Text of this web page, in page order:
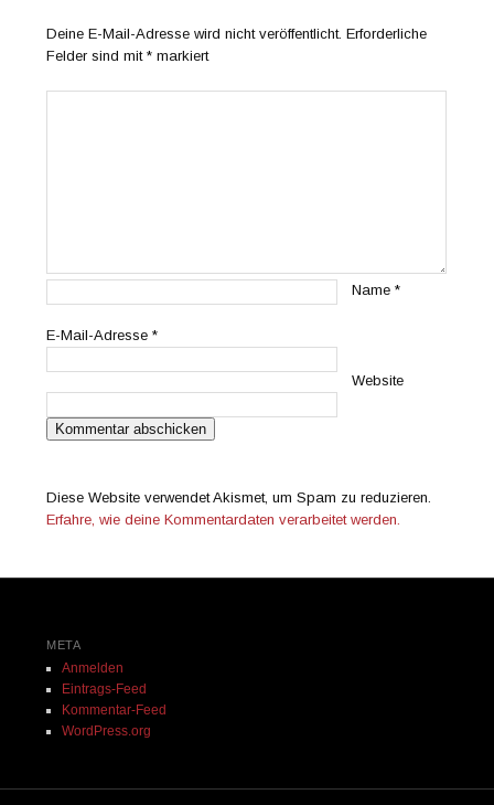
Deine E-Mail-Adresse wird nicht veröffentlicht. Erforderliche
Felder sind mit* markiert
Name*
E-Mail-Adresse*
Website
Diese Website verwendet Akismet, um Spam zu reduzieren.
Erfahre, wie deine Kommentardaten verarbeitet werden.
META
Anmelden
Eintrags-Feed
Kommentar-Feed
WordPress.org